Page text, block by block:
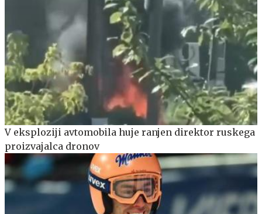
V eksploziji avtomobila huje ranjen direktor ruskega
proizvajalca dronov